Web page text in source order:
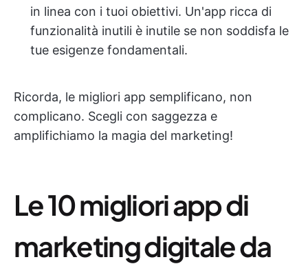
in linea con i tuoi obiettivi. Un'app ricca di
funzionalità inutili è inutile se non soddisfa le
tue esigenze fondamentali.
Ricorda, le migliori app semplificano, non
complicano. Scegli con saggezza e
amplifichiamo la magia del marketing!
Le 10 migliori app di
marketing digitale da